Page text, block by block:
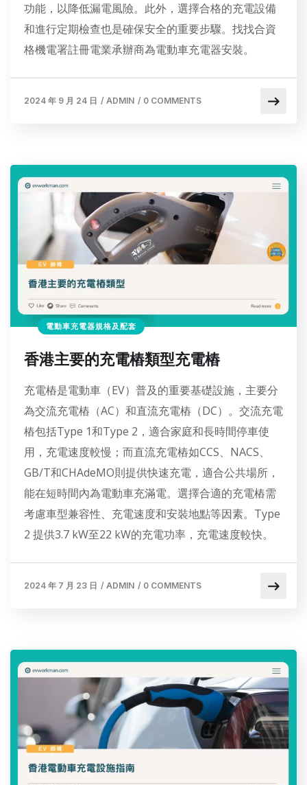
功能，以降低漏電風險。此外，選擇合格的充電設備
和進行定期檢查也是確保安全的重要步驟。找找合資
格機電署註冊電業承辦商為電動車充電器安裝。
2024 年 9 月 24 日 / ADMIN / 0 COMMENTS
電動車充電器規格及配套
香港主要的充電樁類型充電樁
充電樁是電動車（EV）普及的重要基礎設施，主要分
為交流充電樁（AC）和直流充電樁（DC）。交流充電
樁包括Type 1和Type 2，適合家庭和長時間停車使
用，充電速度較慢；而直流充電樁如CCS、NACS、
GB/T和CHAdeMO則提供快速充電，適合公共場所，
能在短時間內為電動車充滿電。選擇合適的充電樁需
考慮車型兼容性、充電速度和安裝地點等因素。Type
2 提供3.7 kW至22 kW的充電功率，充電速度較快。
2024 年 7 月 23 日 / ADMIN / 0 COMMENTS